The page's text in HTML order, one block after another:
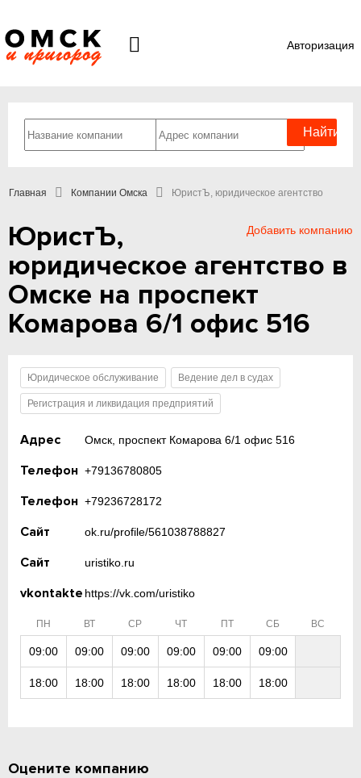
Авторизация
Главная Компании Омска ЮристЪ, юридическое агентство
Добавить компанию
ЮристЪ,
юридическое агентство в
Омске на проспект
Комарова 6/1 офис 516
Юридическое обслуживание Ведение дел в судах
Регистрация и ликвидация предприятий
Адрес Омск, проспект Комарова 6/1 офис 516
Телефон +79136780805
Телефон +79236728172
Сайт ok.ru/profile/561038788827
Сайт uristiko.ru
vkontakte https://vk.com/uristiko
ПН ВТ СР ЧТ ПТ СБ ВС
09:00 09:00 09:00 09:00 09:00 09:00
18:00 18:00 18:00 18:00 18:00 18:00
Оцените компанию